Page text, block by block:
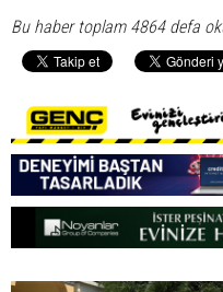
Bu haber toplam 4864 defa